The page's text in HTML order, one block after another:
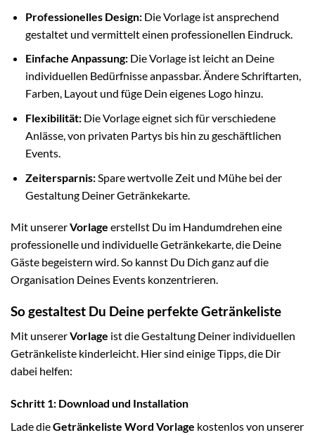
Professionelles Design:Die Vorlage ist ansprechend
gestaltet und vermittelt einen professionellen Eindruck.
Einfache Anpassung:Die Vorlage ist leicht an Deine
individuellen Bedürfnisse anpassbar. Ändere Schriftarten,
Farben, Layout und füge Dein eigenes Logo hinzu.
Flexibilität:Die Vorlage eignet sich für verschiedene
Anlässe, von privaten Partys bis hin zu geschäftlichen
Events.
Zeitersparnis:Spare wertvolle Zeit und Mühe bei der
Gestaltung Deiner Getränkekarte.
Mit unsererVorlage erstellst Du im Handumdrehen eine
professionelle und individuelle Getränkekarte, die Deine
Gäste begeistern wird. So kannst Du Dich ganz auf die
Organisation Deines Events konzentrieren.
So gestaltest Du Deine perfekte Getränkeliste
Mit unsererVorlage ist die Gestaltung Deiner individuellen
Getränkeliste kinderleicht. Hier sind einige Tipps, die Dir
dabei helfen:
Schritt 1: Download und Installation
Lade dieGetränkeliste Word Vorlage kostenlos von unserer